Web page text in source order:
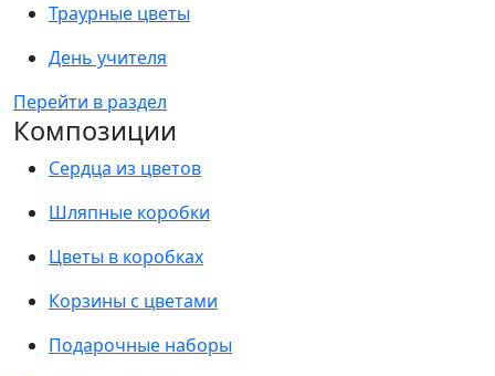
Траурные цветы
День учителя
Перейти в раздел
Композиции
Сердца из цветов
Шляпные коробки
Цветы в коробках
Корзины с цветами
Подарочные наборы